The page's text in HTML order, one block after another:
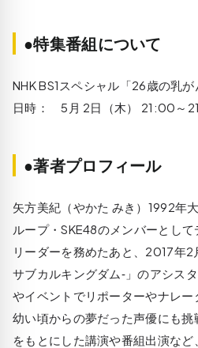
●特集番組について
NHK BS1スペシャル「26歳の乳が
日時： 5月 2日（木） 21:00～
●著者プロフィール
矢方美紀（やかた みき）1992年
ループ・SKE48のメンバーとし
リーダーを務めたあと、2017年2
サブカルキングダム‐」のアシス
やイベントでリポーターやナレー
幼い頃からの夢だった声優にも
をもとにした講演や番組出演など